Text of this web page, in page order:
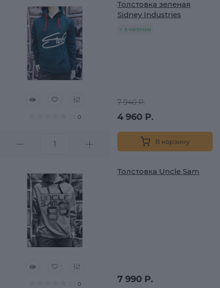
0
Толстовка зеленая
Sidney Industries
в наличии
7 940 Р.
4 960 Р.
В корзину
0
Толстовка Uncle Sam
7 990 Р.